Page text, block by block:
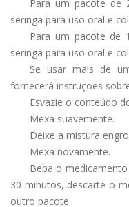
Para um pacote de
seringa para uso oral e
Para um pacote de
seringa para uso oral e
Se usar mais de
fornecerá instruções
Esvazie o conteúdo
Mexa suavemente.
Deixe a mistura
Mexa novamente.
Beba o
30 minutos, descarte o
outro pacote.